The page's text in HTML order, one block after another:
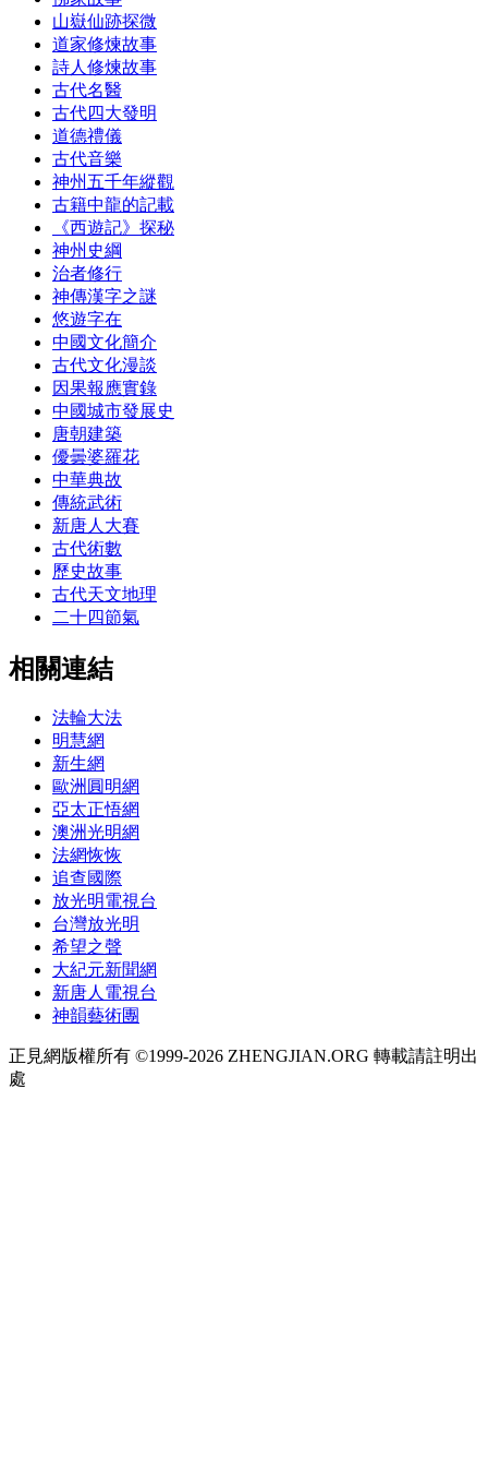
山嶽仙跡探微
道家修煉故事
詩人修煉故事
古代名醫
古代四大發明
道德禮儀
古代音樂
神州五千年縱觀
古籍中龍的記載
《西遊記》探秘
神州史綱
治者修行
神傳漢字之謎
悠遊字在
中國文化簡介
古代文化漫談
因果報應實錄
中國城市發展史
唐朝建築
優曇婆羅花
中華典故
傳統武術
新唐人大賽
古代術數
歷史故事
古代天文地理
二十四節氣
相關連結
法輪大法
明慧網
新生網
歐洲圓明網
亞太正悟網
澳洲光明網
法網恢恢
追查國際
放光明電視台
台灣放光明
希望之聲
大紀元新聞網
新唐人電視台
神韻藝術團
正見網版權所有 ©1999-2026 ZHENGJIAN.ORG 轉載請註明出
處